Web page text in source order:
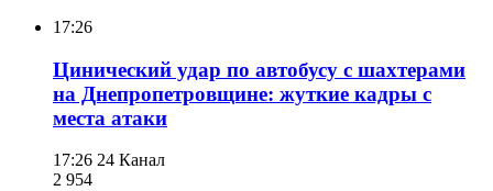
17:26
Цинический удар по автобусу с шахтерами
на Днепропетровщине: жуткие кадры с
места атаки
17:26 24 Канал
2 954